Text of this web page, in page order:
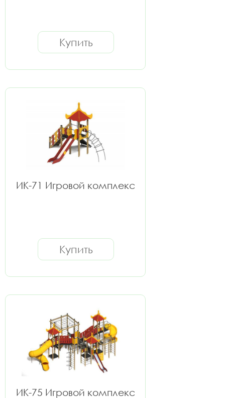
Купить
ИК-71 Игровой комплекс
Купить
ИК-75 Игровой комплекс